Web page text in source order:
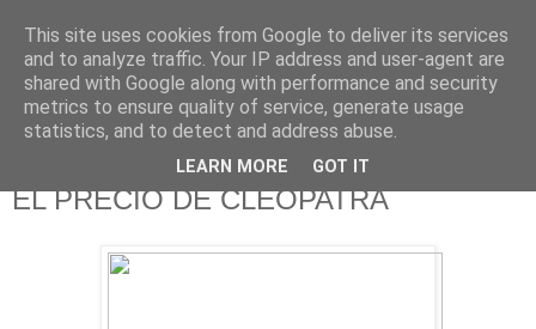
625 RANAS
LA TELEVISIÓN DESDE EL PUNTO DE VISTA BATRACIO
EL PRECIO DE CLEOPATRA
This site uses cookies from Google to deliver its services
and to analyze traffic. Your IP address and user-agent are
shared with Google along with performance and security
metrics to ensure quality of service, generate usage
statistics, and to detect and address abuse.
LEARN MORE GOT IT